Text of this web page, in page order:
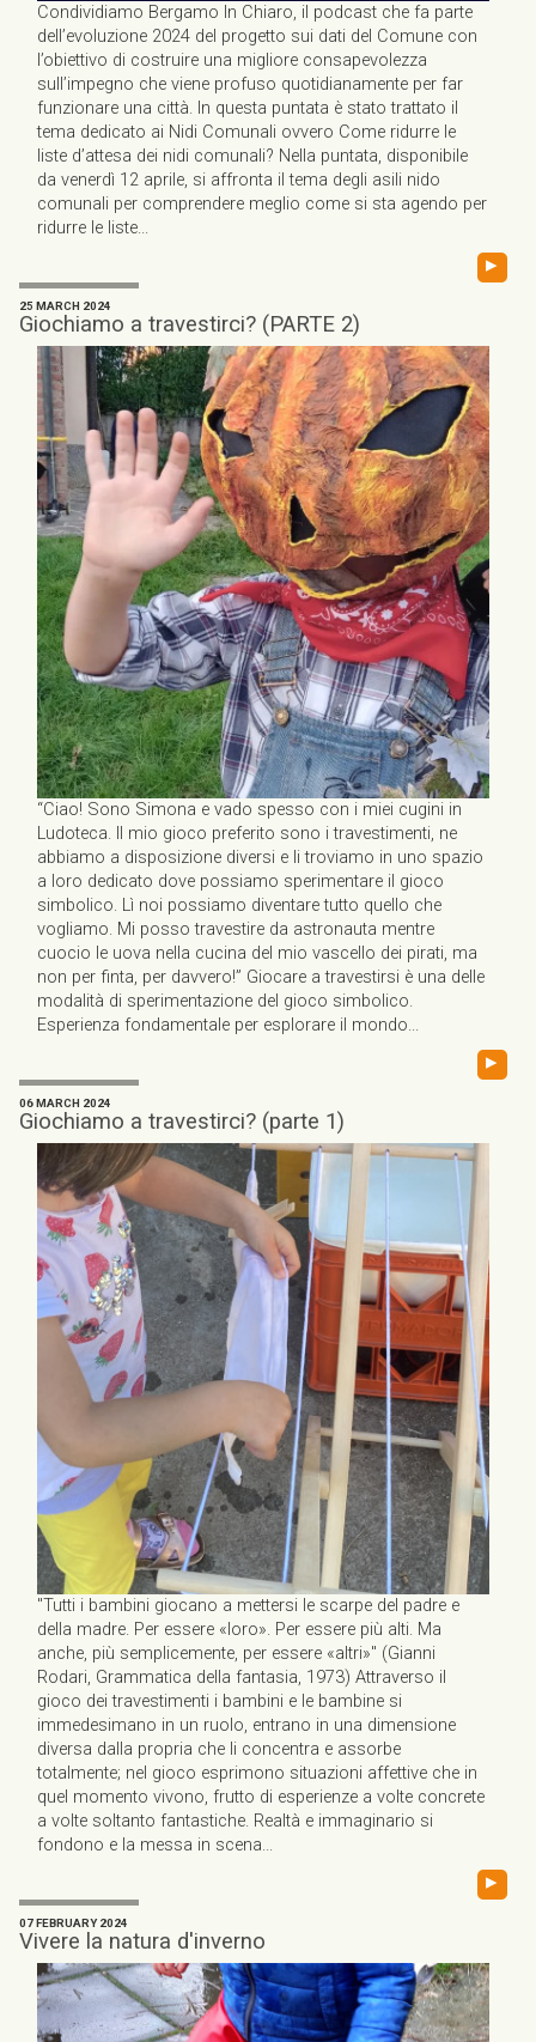
Condividiamo Bergamo In Chiaro, il podcast che fa parte
dell’evoluzione 2024 del progetto sui dati del Comune con
l’obiettivo di costruire una migliore consapevolezza
sull’impegno che viene profuso quotidianamente per far
funzionare una città. In questa puntata è stato trattato il
tema dedicato ai Nidi Comunali ovvero Come ridurre le
liste d’attesa dei nidi comunali? Nella puntata, disponibile
da venerdì 12 aprile, si affronta il tema degli asili nido
comunali per comprendere meglio come si sta agendo per
ridurre le liste...
▸
25 MARCH 2024
Giochiamo a travestirci? (PARTE 2)
“Ciao! Sono Simona e vado spesso con i miei cugini in
Ludoteca. Il mio gioco preferito sono i travestimenti, ne
abbiamo a disposizione diversi e li troviamo in uno spazio
a loro dedicato dove possiamo sperimentare il gioco
simbolico. Lì noi possiamo diventare tutto quello che
vogliamo. Mi posso travestire da astronauta mentre
cuocio le uova nella cucina del mio vascello dei pirati, ma
non per finta, per davvero!” Giocare a travestirsi è una delle
modalità di sperimentazione del gioco simbolico.
Esperienza fondamentale per esplorare il mondo...
▸
06 MARCH 2024
Giochiamo a travestirci? (parte 1)
"Tutti i bambini giocano a mettersi le scarpe del padre e
della madre. Per essere «loro». Per essere più alti. Ma
anche, più semplicemente, per essere «altri»" (Gianni
Rodari, Grammatica della fantasia, 1973) Attraverso il
gioco dei travestimenti i bambini e le bambine si
immedesimano in un ruolo, entrano in una dimensione
diversa dalla propria che li concentra e assorbe
totalmente; nel gioco esprimono situazioni affettive che in
quel momento vivono, frutto di esperienze a volte concrete
a volte soltanto fantastiche. Realtà e immaginario si
fondono e la messa in scena...
▸
07 FEBRUARY 2024
Vivere la natura d'inverno